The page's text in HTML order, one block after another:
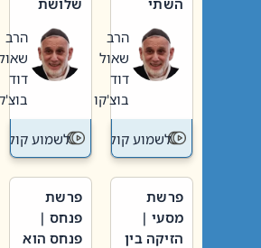
וערב של
חיינו
הרב
שאול
דוד
בוצ'קו
לשמוע קול תורה – מדרש
האבות
הרב
שאול
דוד
בוצ'קו
לשמוע קול
פרשת
מסעי |
הזיקה בין
פרשת
פנחס |
פנחס הוא